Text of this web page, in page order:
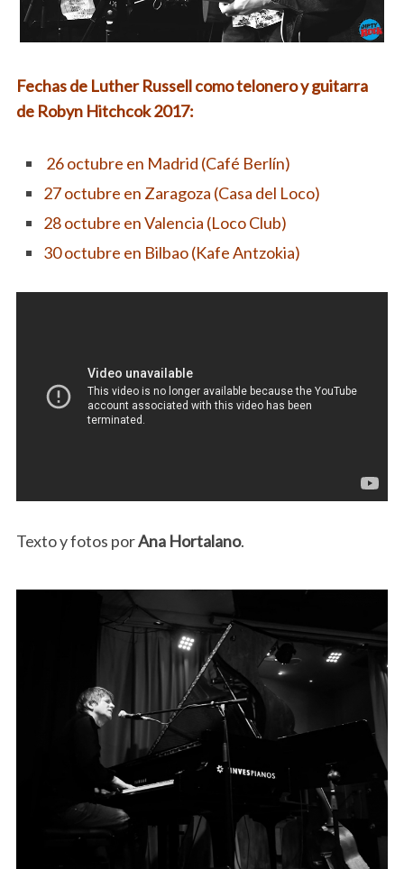
Fechas de Luther Russell como telonero y guitarra
de Robyn Hitchcok 2017:
26 octubre en Madrid (Café Berlín)
27 octubre en Zaragoza (Casa del Loco)
28 octubre en Valencia (Loco Club)
30 octubre en Bilbao (Kafe Antzokia)
Texto y fotos porAna Hortalano.